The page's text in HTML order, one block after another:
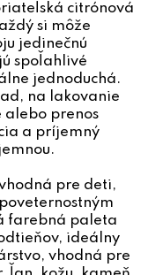
citrónová
si môže
jedinečnú
spoľahlivé
jednoduchá.
na lakovanie
alebo prenos
a príjemný
pre deti,
farebná paleta
ideálny
vhodná pre